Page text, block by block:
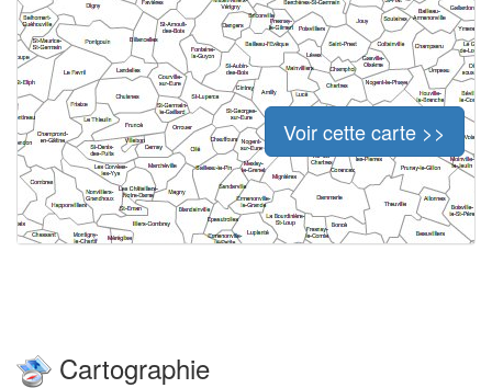
Voir cette carte >>
Cartographie